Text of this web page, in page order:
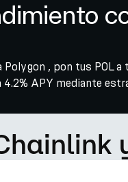
, pon tus POL
APY mediante